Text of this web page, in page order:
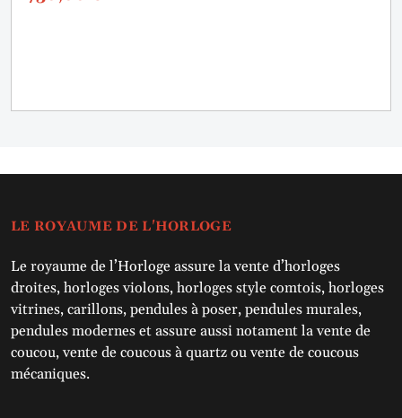
LE ROYAUME DE L'HORLOGE
Le royaume de l’Horloge assure la vente d’horloges
droites, horloges violons, horloges style comtois, horloges
vitrines, carillons, pendules à poser, pendules murales,
pendules modernes et assure aussi notament la vente de
coucou, vente de coucous à quartz ou vente de coucous
mécaniques.